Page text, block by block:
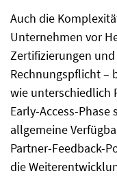
Auch die
Unternehmen vor
Zertifizierungen
Rechnungspflicht –
wie unterschiedlich
Early-Access-
allgemeine
Partner-Feedback-
die